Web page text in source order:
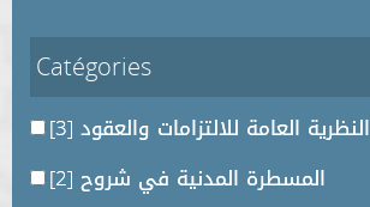
Catégories
النظرية العامة للالتزامات والعقود [3]
المسطرة المدنية في شروح [2]